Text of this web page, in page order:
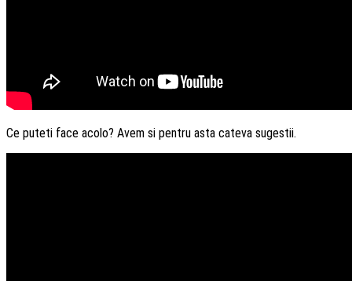
Ce puteti face acolo? Avem si pentru asta cateva sugestii.